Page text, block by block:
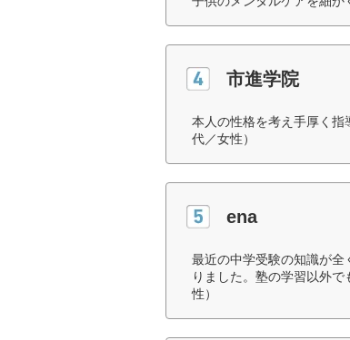
市進学院
本人の性格を考え手厚く
代／女性）
ena
最近の中学受験の知識が
りました。塾の学習以外
性）